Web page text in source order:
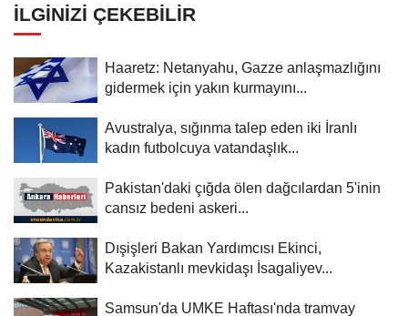
İLGINIZI ÇEKEBILIR
Haaretz: Netanyahu, Gazze anlaşmazlığını
gidermek için yakın kurmayını...
Avustralya, sığınma talep eden iki İranlı
kadın futbolcuya vatandaşlık...
Pakistan'daki çığda ölen dağcılardan 5'inin
cansız bedeni askeri...
Dışişleri Bakan Yardımcısı Ekinci,
Kazakistanlı mevkidaşı İsagaliyev...
Samsun'da UMKE Haftası'nda tramvay